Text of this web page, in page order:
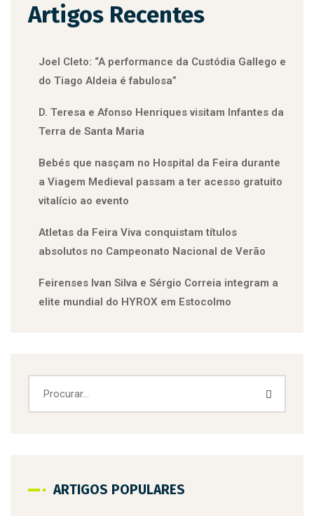
Artigos Recentes
Joel Cleto: “A performance da Custódia Gallego e
do Tiago Aldeia é fabulosa”
D. Teresa e Afonso Henriques visitam Infantes da
Terra de Santa Maria
Bebés que nasçam no Hospital da Feira durante
a Viagem Medieval passam a ter acesso gratuito
vitalício ao evento
Atletas da Feira Viva conquistam títulos
absolutos no Campeonato Nacional de Verão
Feirenses Ivan Silva e Sérgio Correia integram a
elite mundial do HYROX em Estocolmo
ARTIGOS POPULARES